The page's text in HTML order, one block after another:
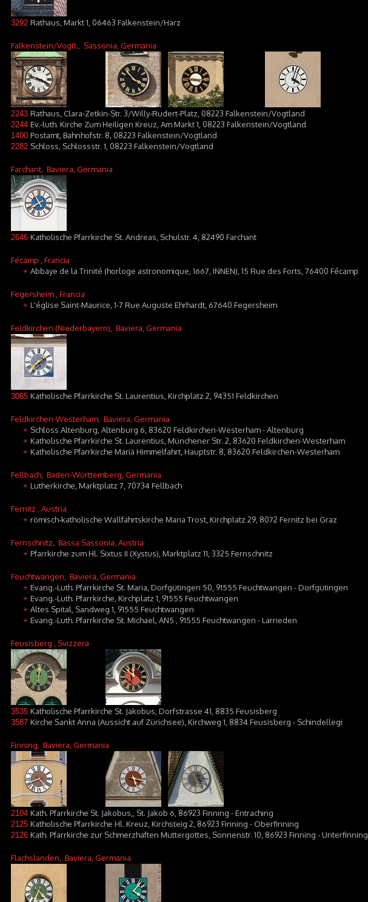
3292 Rathaus, Markt 1, 06463 Falkenstein/Harz
Falkenstein/Vogtl. , Sassonia, Germania
2243 Rathaus, Clara-Zetkin-Str. 3/Willy-Rudert-Platz, 08223 Falkenstein/Vogtland
2244 Ev.-luth. Kirche Zum Heiligen Kreuz, Am Markt 1, 08223 Falkenstein/Vogtland
1400 Postamt, Bahnhofstr. 8, 08223 Falkenstein/Vogtland
2282 Schloss, Schlossstr. 1, 08223 Falkenstein/Vogtland
Farchant , Baviera, Germania
2646 Katholische Pfarrkirche St. Andreas, Schulstr. 4, 82490 Farchant
Fécamp , Francia
+ Abbaye de la Trinité (horloge astronomique, 1667, INNEN), 15 Rue des Forts, 76400 Fécamp
Fegersheim , Francia
+ L'église Saint-Maurice, 1-7 Rue Auguste Ehrhardt, 67640 Fegersheim
Feldkirchen (Niederbayern) , Baviera, Germania
3065 Katholische Pfarrkirche St. Laurentius, Kirchplatz 2, 94351 Feldkirchen
Feldkirchen-Westerham , Baviera, Germania
+ Schloss Altenburg, Altenburg 6, 83620 Feldkirchen-Westerham - Altenburg
+ Katholische Pfarrkirche St. Laurentius, Münchener Str. 2, 83620 Feldkirchen-Westerham
+ Katholische Pfarrkirche Mariä Himmelfahrt, Hauptstr. 8, 83620 Feldkirchen-Westerham
Fellbach , Baden-Württemberg, Germania
+ Lutherkirche, Marktplatz 7, 70734 Fellbach
Fernitz , Austria
+ römisch-katholische Wallfahrtskirche Maria Trost, Kirchplatz 29, 8072 Fernitz bei Graz
Fernschnitz , Bassa Sassonia, Austria
+ Pfarrkirche zum Hl. Sixtus II (Xystus), Marktplatz 11, 3325 Fernschnitz
Feuchtwangen , Baviera, Germania
+ Evang.-Luth. Pfarrkirche St. Maria, Dorfgütingen 50, 91555 Feuchtwangen - Dorfgütingen
+ Evang.-Luth. Pfarrkirche, Kirchplatz 1, 91555 Feuchtwangen
+ Altes Spital, Sandweg 1, 91555 Feuchtwangen
+ Evang.-Luth. Pfarrkirche St. Michael, AN5 , 91555 Feuchtwangen - Larrieden
Feusisberg , Svizzera
3535 Katholische Pfarrkirche St. Jakobus, Dorfstrasse 41, 8835 Feusisberg
3587 Kirche Sankt Anna (Aussicht auf Zürichsee), Kirchweg 1, 8834 Feusisberg - Schindellegi
Finning , Baviera, Germania
2104 Kath. Pfarrkirche St. Jakobus,, St. Jakob 6, 86923 Finning - Entraching
2125 Katholische Pfarrkirche Hl. Kreuz, Kirchsteig 2, 86923 Finning - Oberfinning
2126 Kath. Pfarrkirche zur Schmerzhaften Muttergottes, Sonnenstr. 10, 86923 Finning - Unterfinning
Flachslanden , Baviera, Germania